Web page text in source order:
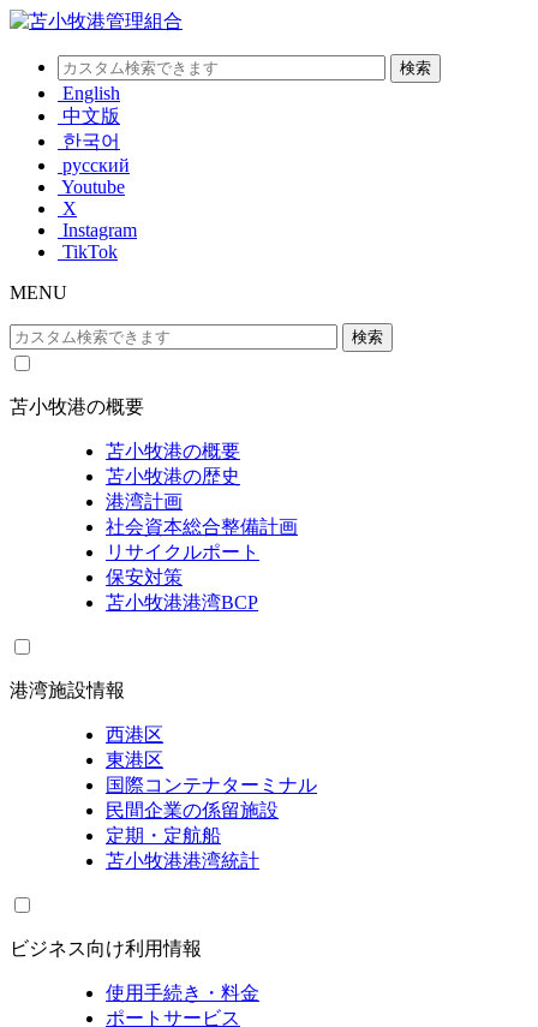
English
中文版
한국어
русский
Youtube
X
Instagram
TikTok
MENU
苫小牧港の概要
苫小牧港の概要
苫小牧港の歴史
港湾計画
社会資本総合整備計画
リサイクルポート
保安対策
苫小牧港港湾BCP
港湾施設情報
西港区
東港区
国際コンテナターミナル
民間企業の係留施設
定期・定航船
苫小牧港港湾統計
ビジネス向け利用情報
使用手続き・料金
ポートサービス